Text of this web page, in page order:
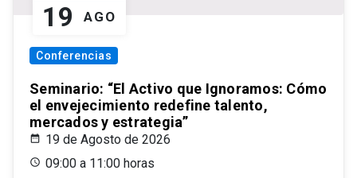
19 AGO
Conferencias
Seminario: “El Activo que Ignoramos: Cómo
el envejecimiento redefine talento,
mercados y estrategia”
19 de Agosto de 2026
09:00 a 11:00 horas